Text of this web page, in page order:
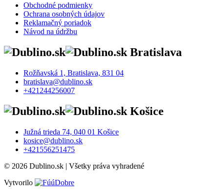
Obchodné podmienky
Ochrana osobných údajov
Reklamačný poriadok
Návod na údržbu
Bratislava
Rožňavská 1, Bratislava, 831 04
bratislava@dublino.sk
+421244256007
Košice
Južná trieda 74, 040 01 Košice
kosice@dublino.sk
+421556251475
© 2026 Dublino.sk | Všetky práva vyhradené
Vytvorilo